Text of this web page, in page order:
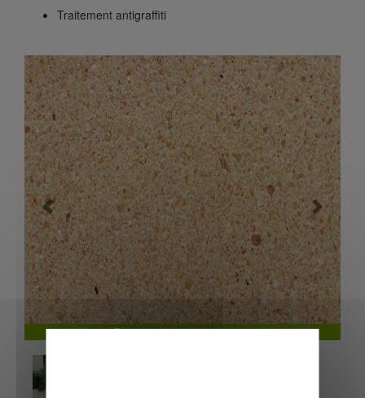
Traitement antigraffiti
Finition aspect pierre ivoire
Previous Next